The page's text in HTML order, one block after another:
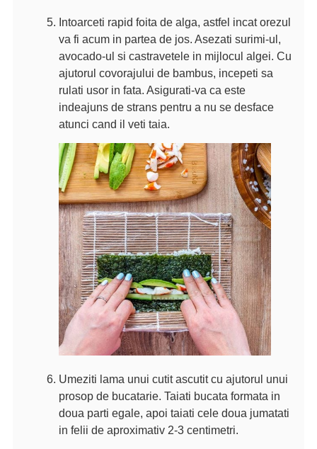
Intoarceti rapid foita de alga, astfel incat orezul
va fi acum in partea de jos. Asezati surimi-ul,
avocado-ul si castravetele in mijlocul algei. Cu
ajutorul covorajului de bambus, incepeti sa
rulati usor in fata. Asigurati-va ca este
indeajuns de strans pentru a nu se desface
atunci cand il veti taia.
Umeziti lama unui cutit ascutit cu ajutorul unui
prosop de bucatarie. Taiati bucata formata in
doua parti egale, apoi taiati cele doua jumatati
in felii de aproximativ 2-3 centimetri.